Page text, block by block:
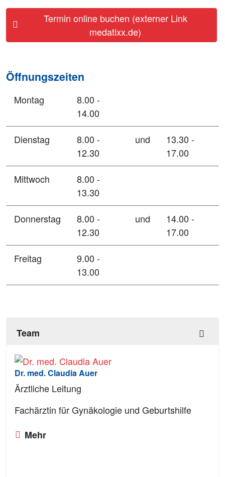
Termin online buchen (externer Link
medatixx.de)
Öffnungszeiten
Montag
8.00 -
14.00
Dienstag
8.00 -
12.30
und
13.30 -
17.00
Mittwoch
8.00 -
13.30
Donnerstag
8.00 -
12.30
und
14.00 -
17.00
Freitag
9.00 -
13.00
Team
Dr. med. Claudia Auer
Ärztliche Leitung
Fachärztin für Gynäkologie und Geburtshilfe
Mehr